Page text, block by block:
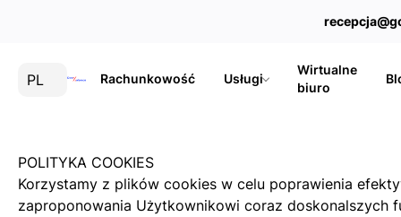
PL Rachunkowość Usługi
Wirtualne
biuro
POLITYKA COOKIES
Korzystamy z plików cookies w celu poprawienia
zaproponowania Użytkownikowi coraz doskonalszych